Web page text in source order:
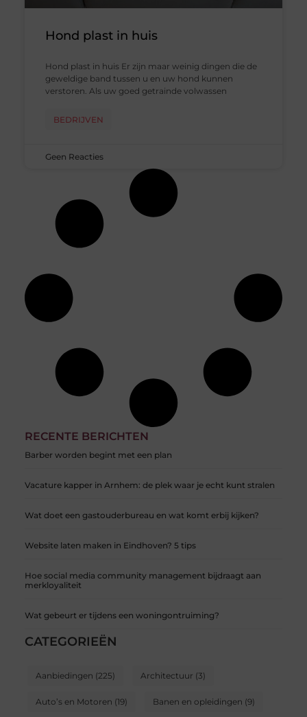
RECENTE BERICHTEN
Barber worden begint met een plan
Vacature kapper in Arnhem: de plek waar je echt kunt stralen
Wat doet een gastouderbureau en wat komt erbij kijken?
Website laten maken in Eindhoven? 5 tips
Hoe social media community management bijdraagt aan
merkloyaliteit
Wat gebeurt er tijdens een woningontruiming?
CATEGORIEËN
Aanbiedingen (225) Architectuur (3)
Auto’s en Motoren (19) Banen en opleidingen (9)
Hond plast in huis
Hond plast in huis Er zijn maar weinig dingen die de
geweldige band tussen u en uw hond kunnen
verstoren. Als uw goed getrainde volwassen
BEDRIJVEN
Geen Reacties